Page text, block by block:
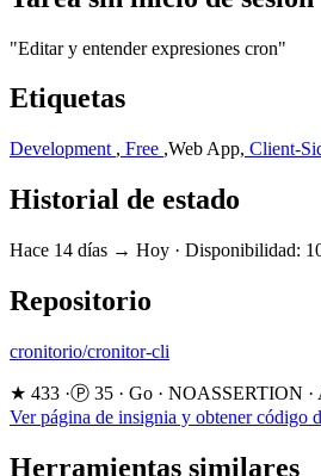
"Editar y entender expresiones cron"
Etiquetas
Development , Free ,Web App, Client-
Historial de estado
Hace 14 días → Hoy · Disponibilidad:
Repositorio
cronitorio/cronitor-cli
★ 433 ·Ⓟ 35 · Go · NOASSERTION ·
Ver página de insignia y obtener código
Herramientas similares